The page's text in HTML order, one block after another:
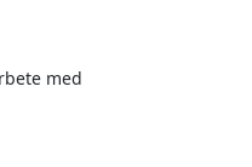
med